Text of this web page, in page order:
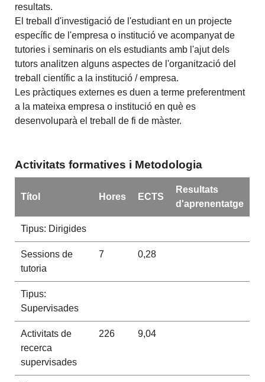
resultats.
El treball d'investigació de l'estudiant en un projecte
específic de l'empresa o institució ve acompanyat de
tutories i seminaris on els estudiants amb l'ajut dels
tutors analitzen alguns aspectes de l'organització del
treball científic a la institució / empresa.
Les pràctiques externes es duen a terme preferentment
a la mateixa empresa o institució en què es
desenvoluparà el treball de fi de màster.
Activitats formatives i Metodologia
Títol Hores ECTS
Resultats
d'aprenentatge
Tipus: Dirigides
Sessions de
tutoria
7 0,28
Tipus:
Supervisades
Activitats de
recerca
supervisades
226 9,04